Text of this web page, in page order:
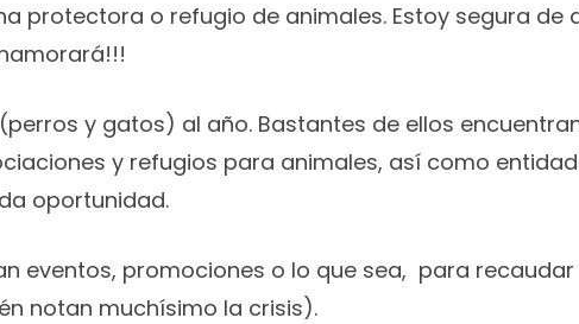
protectora o refugio de animales. Estoy segura de
y gatos) al año. Bastantes de ellos
y refugios para animales, así como
oportunidad.
eventos, promociones o lo que sea, para
notan muchísimo la crisis).